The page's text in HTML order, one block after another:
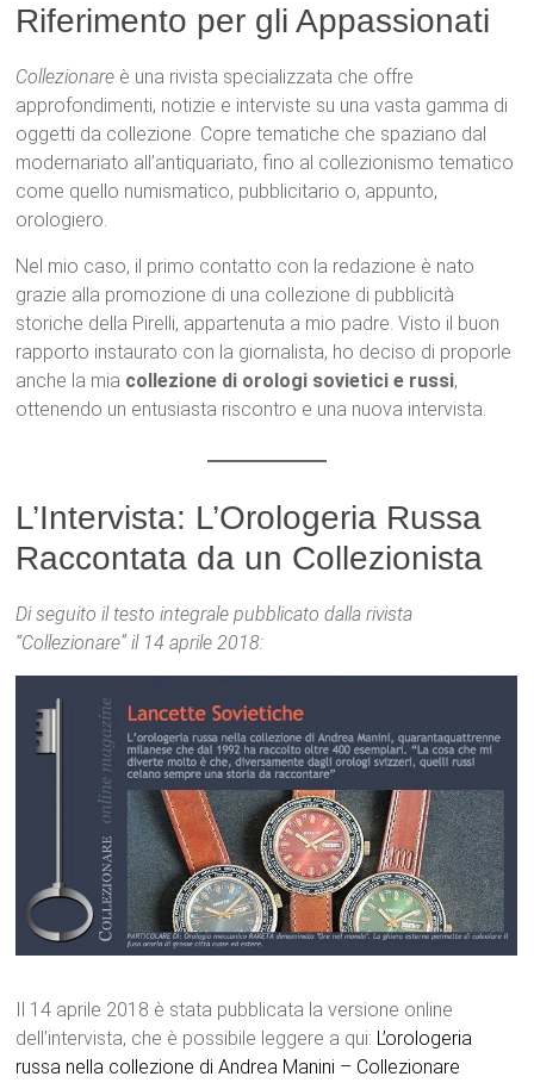
Riferimento per gli Appassionati
Collezionare è una rivista specializzata che offre
approfondimenti, notizie e interviste su una vasta gamma di
oggetti da collezione. Copre tematiche che spaziano dal
modernariato all’antiquariato, fino al collezionismo tematico
come quello numismatico, pubblicitario o, appunto,
orologiero.
Nel mio caso, il primo contatto con la redazione è nato
grazie alla promozione di una collezione di pubblicità
storiche della Pirelli, appartenuta a mio padre. Visto il buon
rapporto instaurato con la giornalista, ho deciso di proporle
anche la mia collezione di orologi sovietici e russi,
ottenendo un entusiasta riscontro e una nuova intervista.
L’Intervista: L’Orologeria Russa
Raccontata da un Collezionista
Di seguito il testo integrale pubblicato dalla rivista
“Collezionare” il 14 aprile 2018:
Il 14 aprile 2018 è stata pubblicata la versione online
dell’intervista, che è possibile leggere a qui: L’orologeria
russa nella collezione di Andrea Manini – Collezionare